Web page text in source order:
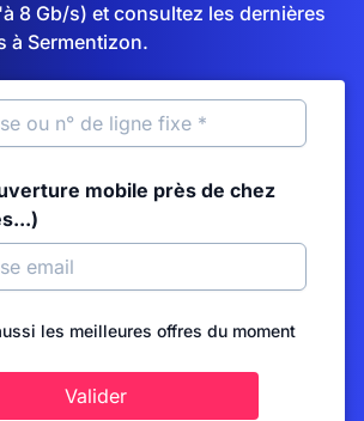
8 Gb/s) et consultez les dernières
à Sermentizon.
mobile près de chez
les meilleures offres du moment
Valider